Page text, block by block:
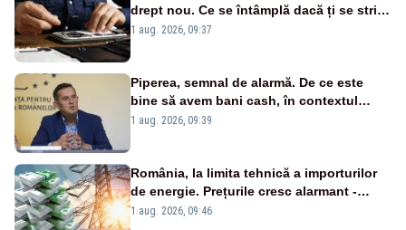
drept nou. Ce se întâmplă dacă ți se strică
un produs
1 aug. 2026, 09:37
Piperea, semnal de alarmă. De ce este
bine să avem bani cash, în contextul
alertei energetice?
1 aug. 2026, 09:39
România, la limita tehnică a importurilor
de energie. Prețurile cresc alarmant -
Analiză Realitatea Plus
1 aug. 2026, 09:46